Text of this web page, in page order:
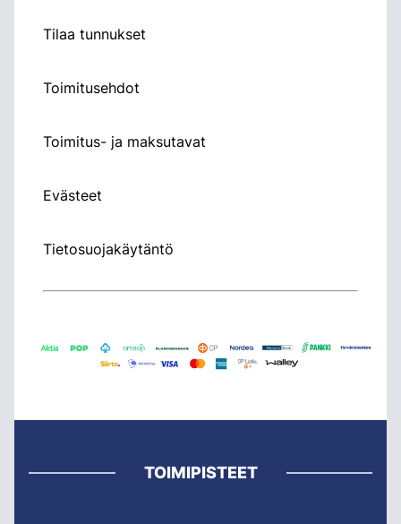
Tilaa tunnukset
Toimitusehdot
Toimitus- ja maksutavat
Evästeet
Tietosuojakäytäntö
TOIMIPISTEET